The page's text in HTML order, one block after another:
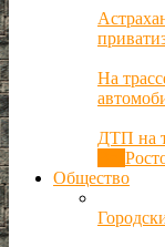
На
ДТП на
Общество